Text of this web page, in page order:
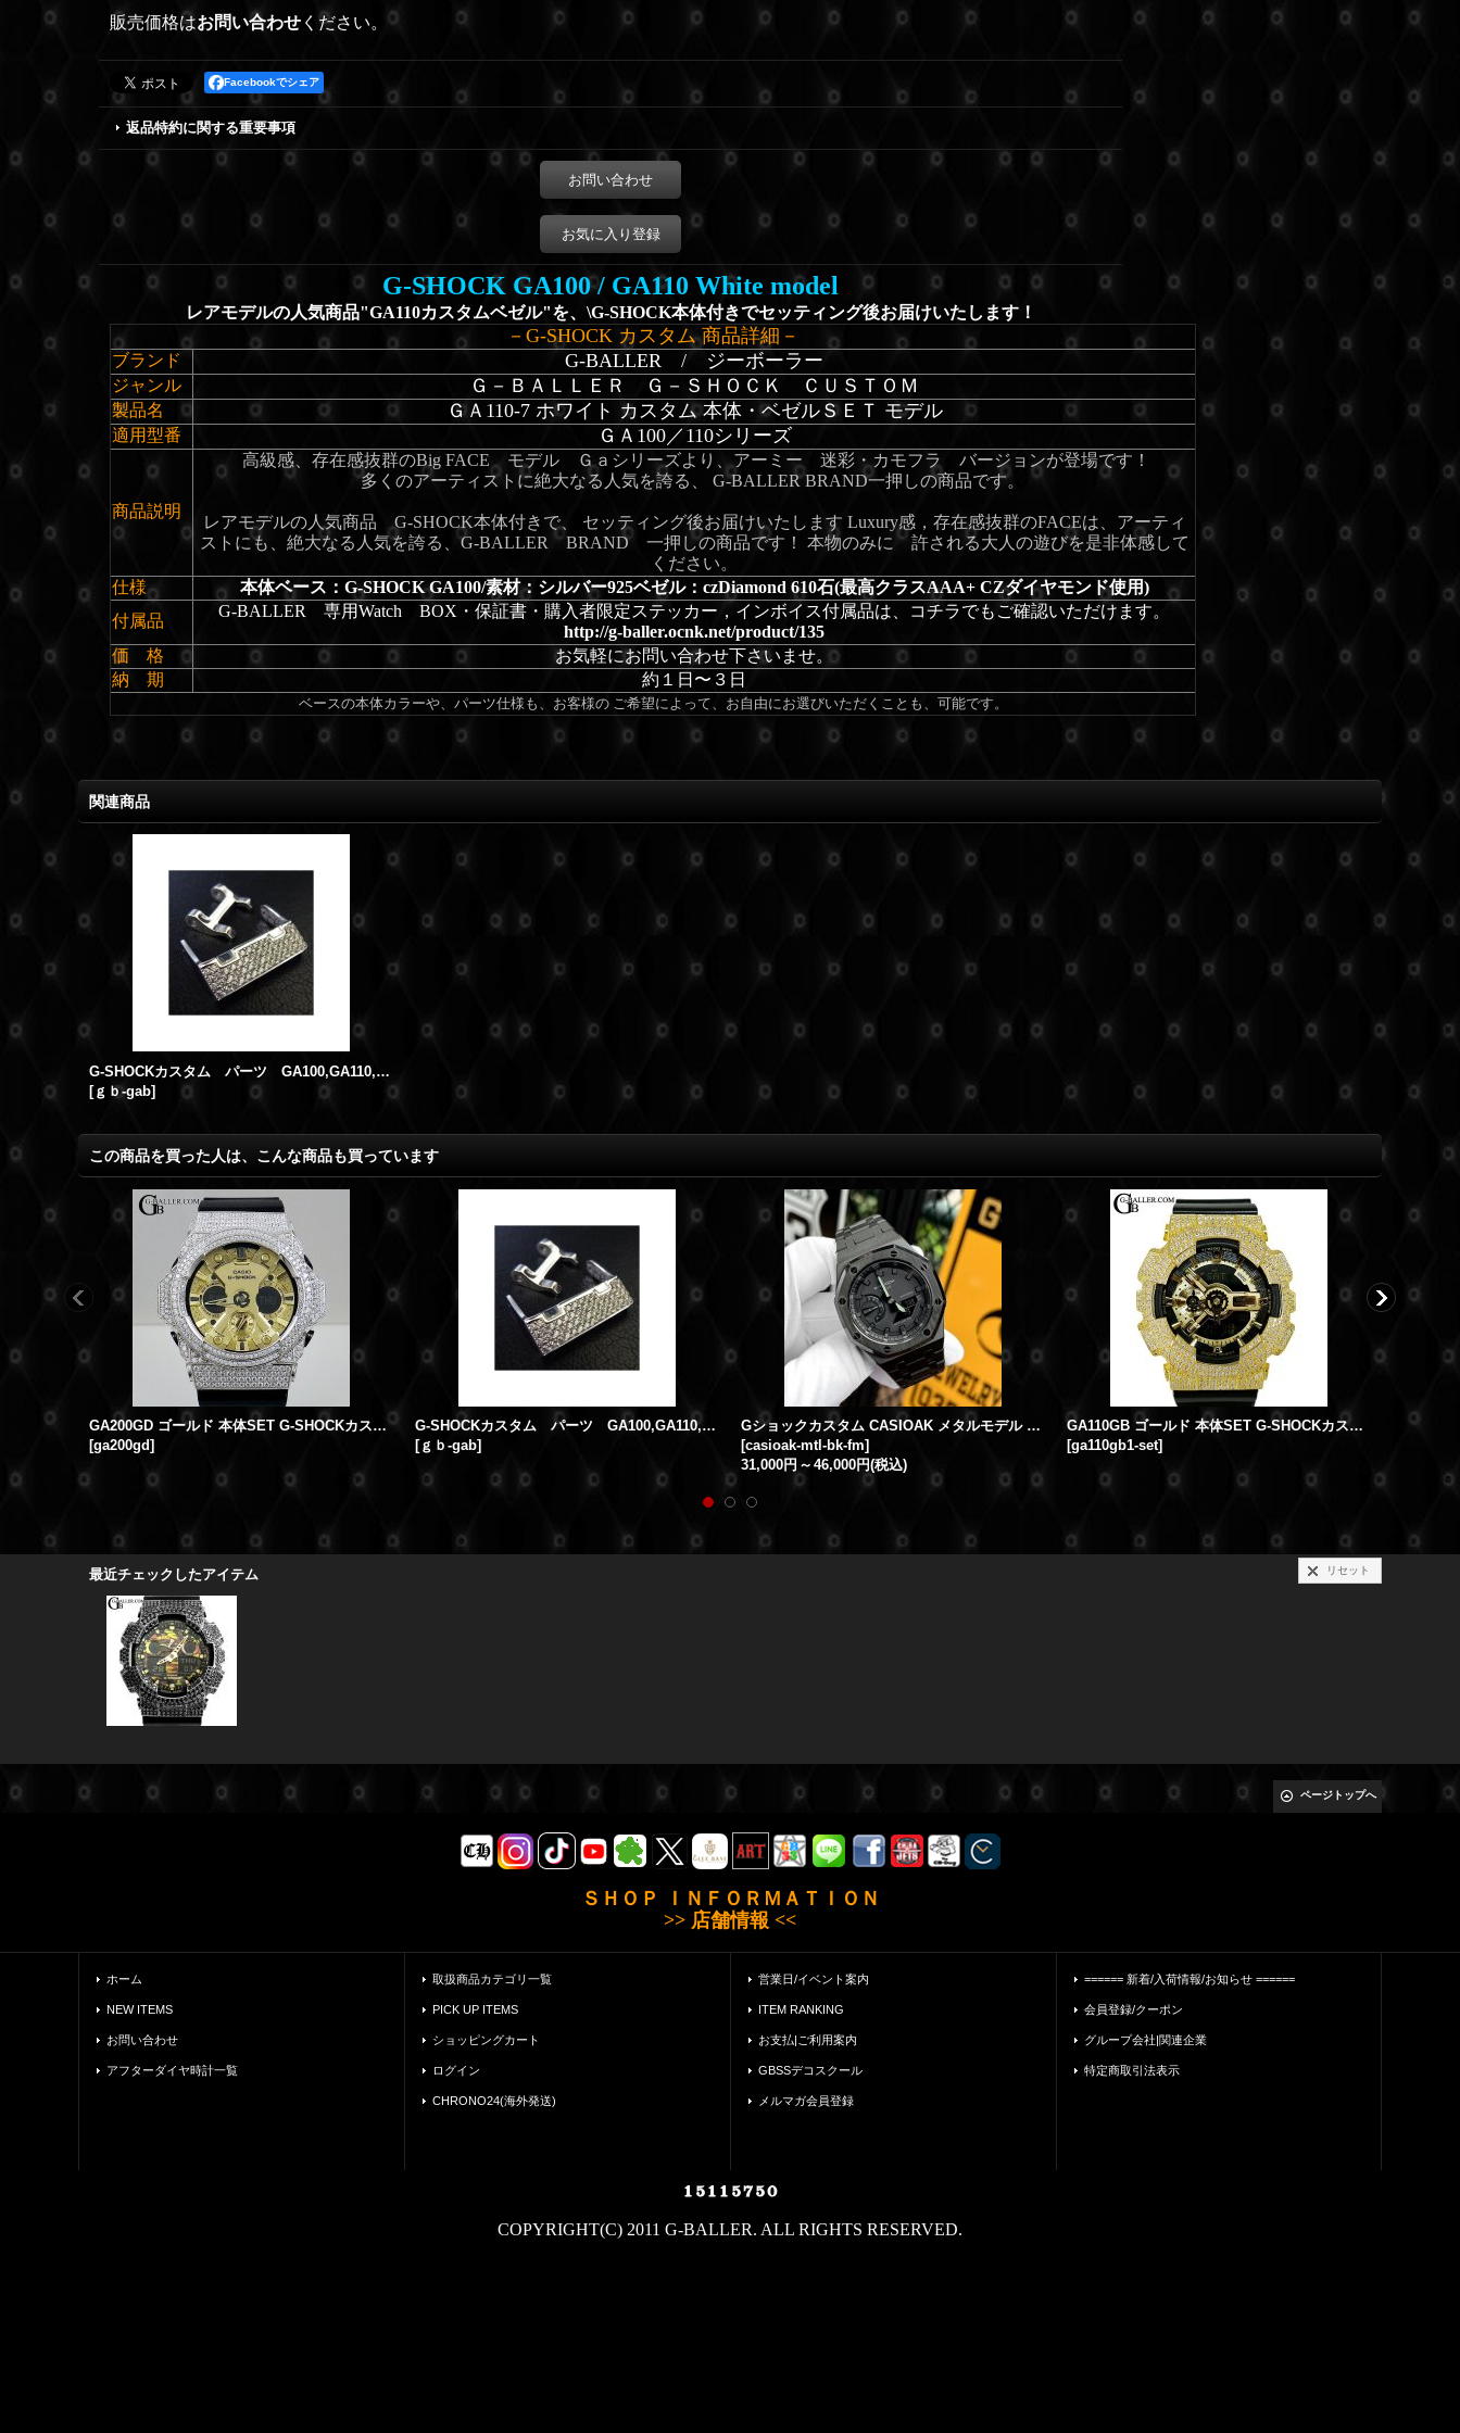
販売価格はお問い合わせ ください。
Facebookでシェア
返品特約に関する重要事項
お問い合わせ
お気に入り登録
G-SHOCK GA100 / GA110 White model
レアモデルの人気商品"GA110カスタムベゼル"を、\G-SHOCK本体付きでセッティング後お届けいたします！
－G-SHOCK カスタム 商品詳細－
ブランド G-BALLER / ジーボーラー
ジャンル Ｇ－ＢＡＬＬＥＲ Ｇ－ＳＨＯＣＫ ＣＵＳＴＯＭ
製品名 ＧＡ110-7 ホワイト カスタム 本体・ベゼルＳＥＴ モデル
適用型番 ＧＡ100／110シリーズ
商品説明
高級感、存在感抜群のBig FACE モデル Ｇａシリーズより、アーミー 迷彩・カモフラ バージョンが登場です！
多くのアーティストに絶大なる人気を誇る、 G-BALLER BRAND一押しの商品です。
レアモデルの人気商品 G-SHOCK本体付きで、 セッティング後お届けいたします Luxury感，存在感抜群のFACEは、アーティ
ストにも、絶大なる人気を誇る、G-BALLER BRAND 一押しの商品です！ 本物のみに 許される大人の遊びを是非体感して
ください。
仕様
本体ベース：G-SHOCK GA100/素材：シルバー925ベゼル：czDiamond 610石(最高クラスAAA+ CZダイヤモンド使用)
付属品
G-BALLER 専用Watch BOX・保証書・購入者限定ステッカー，インボイス付属品は、コチラでもご確認いただけます。
http://g-baller.ocnk.net/product/135
価 格
お気軽にお問い合わせ下さいませ。
納 期
約１日〜３日
ベースの本体カラーや、パーツ仕様も、お客様の ご希望によって、お自由にお選びいただくことも、可能です。
関連商品
G-SHOCKカスタム パーツ GA100,GA110,GA300 等対応 カスタムバックル
[ｇｂ-gab]
この商品を買った人は、こんな商品も買っています
GA200GD ゴールド 本体SET G-SHOCKカスタム
[ga200gd]
G-SHOCKカスタム パーツ GA100,GA110,GA300 等対応 カスタムバックル
[ｇｂ-gab]
Gショックカスタム CASIOAK メタルモデル オールブラック GA2100 カシオークカスタム
[casioak-mtl-bk-fm]
31,000円 ～ 46,000円(税込)
GA110GB ゴールド 本体SET G-SHOCKカスタム
[ga110gb1-set]
最近チェックしたアイテム リセット
ページトップへ
ＳＨＯＰ ＩＮＦＯＲＭＡＴＩＯＮ
>> 店舗情報 <<
ホーム
NEW ITEMS
お問い合わせ
アフターダイヤ時計一覧
取扱商品カテゴリ一覧
PICK UP ITEMS
ショッピングカート
ログイン
CHRONO24(海外発送)
営業日/イベント案内
ITEM RANKING
お支払|ご利用案内
GBSSデコスクール
メルマガ会員登録
====== 新着/入荷情報/お知らせ ======
会員登録/クーポン
グループ会社|関連企業
特定商取引法表示
COPYRIGHT(C) 2011 G-BALLER. ALL RIGHTS RESERVED.